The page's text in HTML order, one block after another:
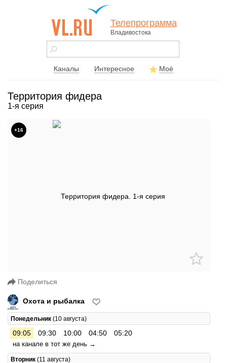
vl.ru - сайт
города
Телепрограмма
Владивостока
Каналы Интересное Моё
Территория фидера
1-я серия
+16
Поделиться
Охота и рыбалка
Понедельник (10 августа)
09:05 09:30 10:00 04:50 05:20
на канале в тот же день →
Вторник (11 августа)